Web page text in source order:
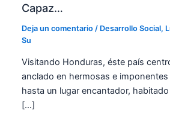
Capaz…
Deja un comentario / Desarrollo Social,
Su
Visitando Honduras, éste país
anclado en hermosas e
hasta un lugar encantador,
[…]